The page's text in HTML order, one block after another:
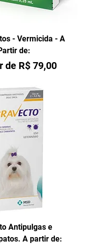
- Vermicida - A
de:
de R$ 79,00
Antipulgas e
A partir de: